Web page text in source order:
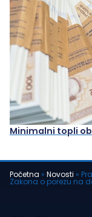
Minimalni topli
Početna » Novosti »
Zakona o porezu na